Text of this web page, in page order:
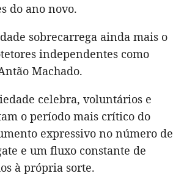
do ano novo.
sobrecarrega ainda mais o
independentes como
Machado.
celebra, voluntários e
o período mais crítico do
expressivo no número de
e um fluxo constante de
à própria sorte.